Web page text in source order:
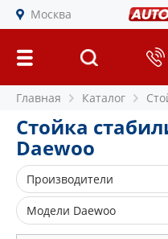
Москва
Главная Каталог
Стойка
Daewoo
Производители
555
AS METAL
Модели Daewoo